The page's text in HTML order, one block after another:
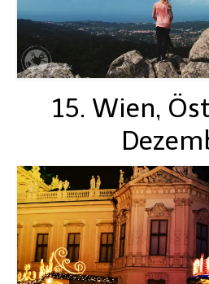
15. Wien,